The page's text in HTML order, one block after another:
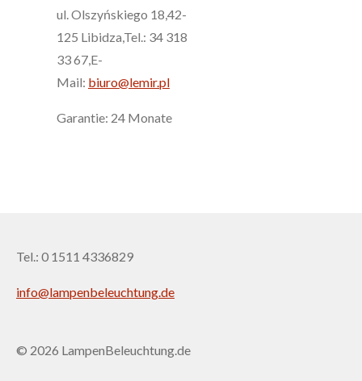
ul. Olszyńskiego 18,42-
125 Libidza,Tel.: 34 318
33 67,E-
Mail: biuro@lemir.pl
Garantie: 24 Monate
Tel.: 0 1511 4336829
info@lampenbeleuchtung.de
© 2026 LampenBeleuchtung.de